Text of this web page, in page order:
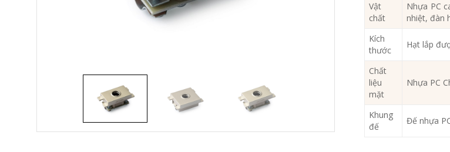
Vật
chất
Nhựa PC
nhiệt, đàn
Kích
thước
Hạt lắp
Chất
liệu
mặt
Nhựa PC
Khung
đế
Đế nhựa